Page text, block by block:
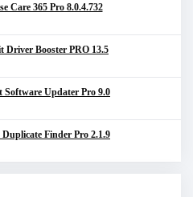
Care 365 Pro 8.0.4.732
Booster PRO 13.5
Updater Pro 9.0
Finder Pro 2.1.9